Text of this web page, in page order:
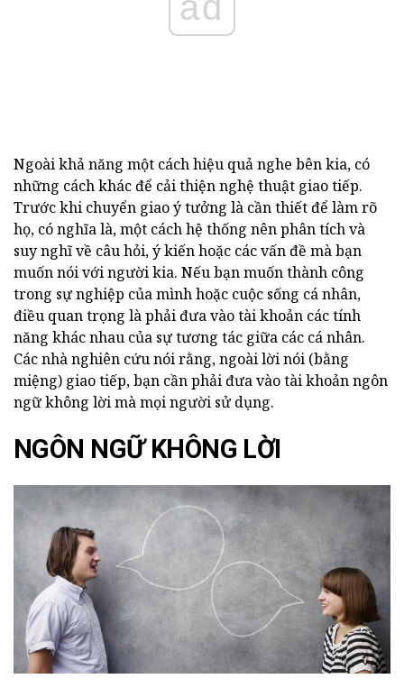
Ngoài khả năng một cách hiệu quả nghe bên kia, có
những cách khác để cải thiện nghệ thuật giao tiếp.
Trước khi chuyển giao ý tưởng là cần thiết để làm rõ
họ, có nghĩa là, một cách hệ thống nên phân tích và
suy nghĩ về câu hỏi, ý kiến hoặc các vấn đề mà bạn
muốn nói với người kia. Nếu bạn muốn thành công
trong sự nghiệp của mình hoặc cuộc sống cá nhân,
điều quan trọng là phải đưa vào tài khoản các tính
năng khác nhau của sự tương tác giữa các cá nhân.
Các nhà nghiên cứu nói rằng, ngoài lời nói (bằng
miệng) giao tiếp, bạn cần phải đưa vào tài khoản ngôn
ngữ không lời mà mọi người sử dụng.
NGÔN NGỮ KHÔNG LỜI